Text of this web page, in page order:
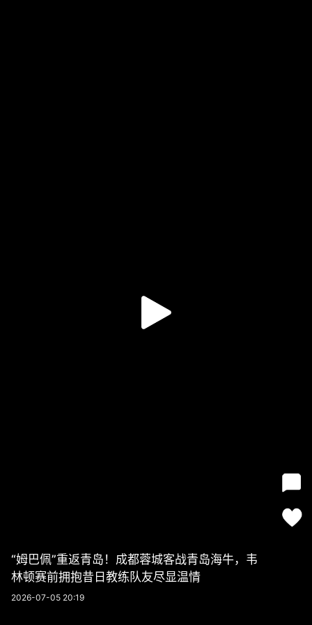
“姆巴佩”重返青岛！成都蓉城客战青岛海牛，韦
林顿赛前拥抱昔日教练队友尽显温情
2026-07-05 20:19